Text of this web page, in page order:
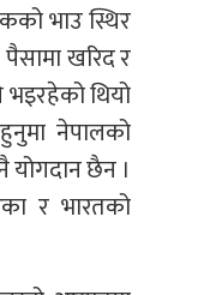
भाउ स्थिर
खरिद र
भइरहेको थियो
नेपालको
छैन ।
र भारतको